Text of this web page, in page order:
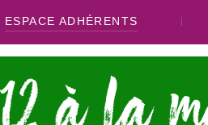
ESPACE ADHÉRENTS